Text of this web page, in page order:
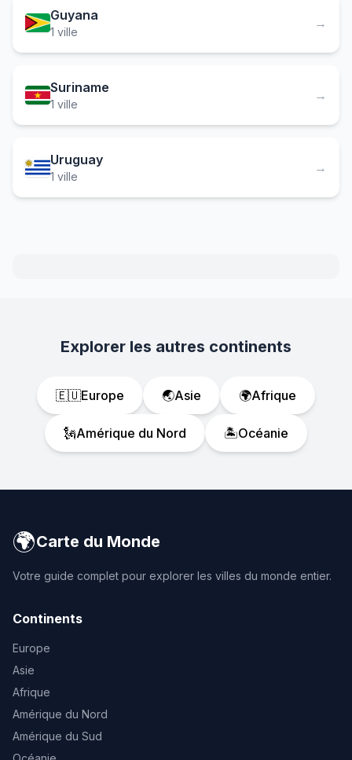
Guyana
1 ville
→
Suriname
1 ville
→
Uruguay
1 ville
→
Explorer les autres continents
🇪🇺Europe 🌏Asie 🌍Afrique
🗽Amérique du Nord 🏝️Océanie
🌍Carte du Monde
Votre guide complet pour explorer les villes du monde entier.
Continents
Europe
Asie
Afrique
Amérique du Nord
Amérique du Sud